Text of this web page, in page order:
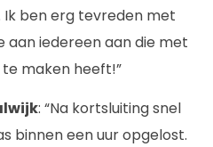
Ik ben erg tevreden met
aan iedereen aan die met
maken heeft!”
: “Na kortsluiting snel
binnen een uur opgelost.